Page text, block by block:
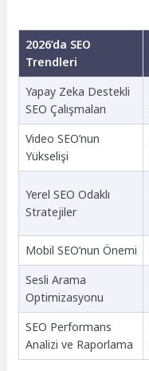
2026’da SEO
Trendleri
Yapay Zeka Destekli
SEO Çalışmaları
Video SEO’nun
Yükselişi
Yerel SEO Odaklı
Stratejiler
Mobil SEO’nun Önemi
Sesli Arama
Optimizasyonu
SEO Performans
Analizi ve Raporlama